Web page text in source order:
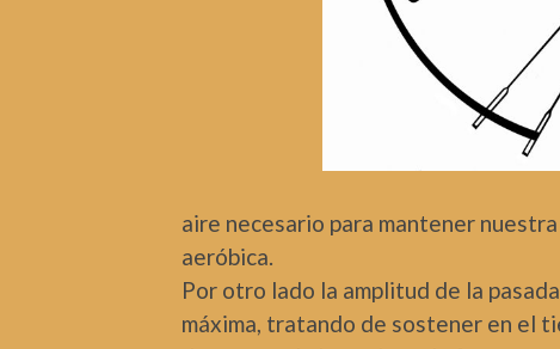
aire necesario para mantener
aeróbica.
Por otro lado la amplitud de la
máxima, tratando de sostener en el